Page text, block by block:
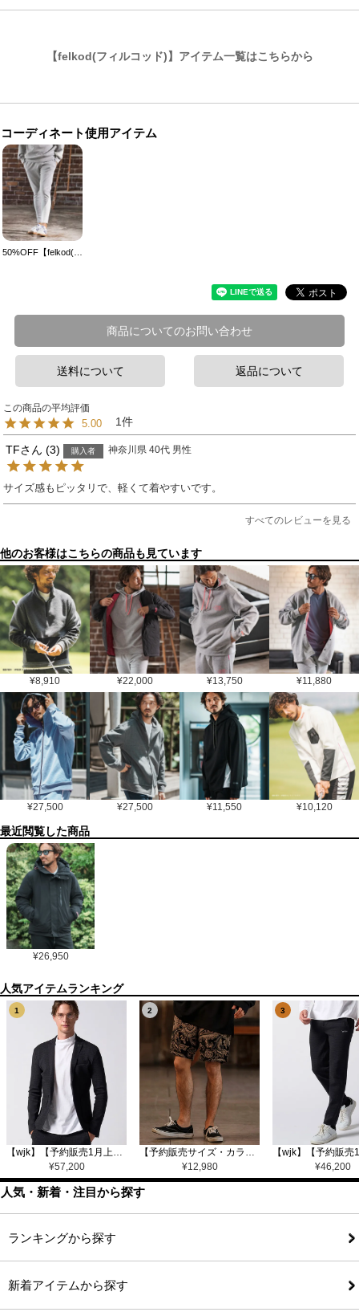
【felkod(フィルコッド)】アイテム一覧はこちらから
コーディネート使用アイテム
商品についてのお問い合わせ
送料について 返品について
5.00 1
TF 3 購入者 神奈川県 40代 男性
すべてのレビューを見る
他のお客様はこちらの商品も見ています
¥8,910 ¥22,000 ¥13,750 ¥11,880
¥27,500 ¥27,500 ¥11,550 ¥10,120
最近閲覧した商品
¥26,950
1
【wjk】【予約販売1月上旬～中旬入荷】function knit jacket(jacquard check) ニットジャケット(207 mw08j)
¥57,200
2
【予約販売サイズ・カラーにより納期異なる】【CAMBIO(カンビオ)】Gobelin Short Pants ショートパンツ(CAM25SS-002)
¥12,980
3
¥46,200
人気・新着・注目から探す
ランキングから探す
新着アイテムから探す